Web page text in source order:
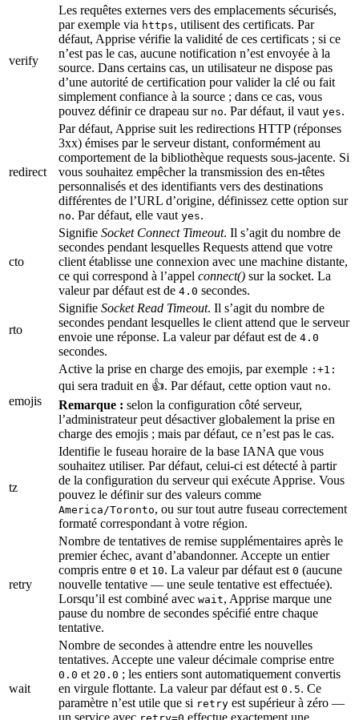
verify
Les requêtes externes vers des emplacements sécurisés,
par exemple via https, utilisent des certificats. Par
défaut, Apprise vérifie la validité de ces certificats ; si ce
n’est pas le cas, aucune notification n’est envoyée à la
source. Dans certains cas, un utilisateur ne dispose pas
d’une autorité de certification pour valider la clé ou fait
simplement confiance à la source ; dans ce cas, vous
pouvez définir ce drapeau sur no. Par défaut, il vaut yes.
redirect
Par défaut, Apprise suit les redirections HTTP (réponses
3xx) émises par le serveur distant, conformément au
comportement de la bibliothèque requests sous-jacente. Si
vous souhaitez empêcher la transmission des en-têtes
personnalisés et des identifiants vers des destinations
différentes de l’URL d’origine, définissez cette option sur
no. Par défaut, elle vaut yes.
cto
Signifie Socket Connect Timeout. Il s’agit du nombre de
secondes pendant lesquelles Requests attend que votre
client établisse une connexion avec une machine distante,
ce qui correspond à l’appel connect() sur la socket. La
valeur par défaut est de 4.0 secondes.
rto
Signifie Socket Read Timeout. Il s’agit du nombre de
secondes pendant lesquelles le client attend que le serveur
envoie une réponse. La valeur par défaut est de 4.0
secondes.
emojis
Active la prise en charge des emojis, par exemple :+1:
qui sera traduit en 👍. Par défaut, cette option vaut no.
Remarque : selon la configuration côté serveur,
l’administrateur peut désactiver globalement la prise en
charge des emojis ; mais par défaut, ce n’est pas le cas.
tz
Identifie le fuseau horaire de la base IANA que vous
souhaitez utiliser. Par défaut, celui-ci est détecté à partir
de la configuration du serveur qui exécute Apprise. Vous
pouvez le définir sur des valeurs comme
America/Toronto, ou sur tout autre fuseau correctement
formaté correspondant à votre région.
retry
Nombre de tentatives de remise supplémentaires après le
premier échec, avant d’abandonner. Accepte un entier
compris entre 0 et 10. La valeur par défaut est 0 (aucune
nouvelle tentative — une seule tentative est effectuée).
Lorsqu’il est combiné avec wait, Apprise marque une
pause du nombre de secondes spécifié entre chaque
tentative.
wait
Nombre de secondes à attendre entre les nouvelles
tentatives. Accepte une valeur décimale comprise entre
0.0 et 20.0 ; les entiers sont automatiquement convertis
en virgule flottante. La valeur par défaut est 0.5. Ce
paramètre n’est utile que si retry est supérieur à zéro —
un service avec
effectue exactement une